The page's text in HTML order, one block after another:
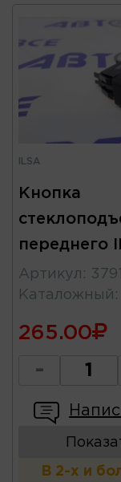
ILSA
Кнопка
переднего
Артикул : 3791
Каталожный :
265.00
-
В 2-х и